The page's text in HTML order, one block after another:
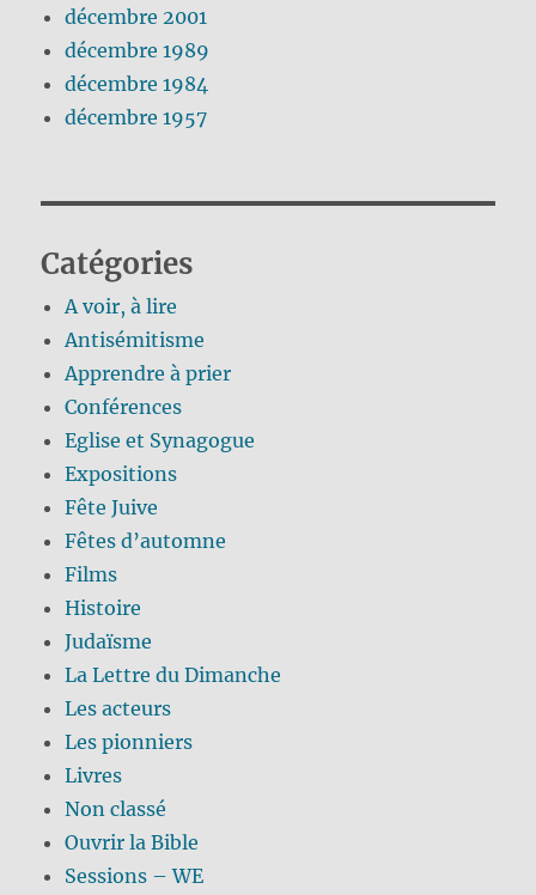
décembre 2001
décembre 1989
décembre 1984
décembre 1957
Catégories
A voir, à lire
Antisémitisme
Apprendre à prier
Conférences
Eglise et Synagogue
Expositions
Fête Juive
Fêtes d’automne
Films
Histoire
Judaïsme
La Lettre du Dimanche
Les acteurs
Les pionniers
Livres
Non classé
Ouvrir la Bible
Sessions – WE